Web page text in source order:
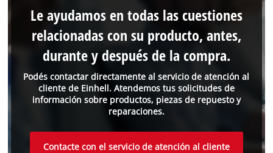
Podés contactar directamente al servicio de atención al
cliente de Einhell. Atendemos tus solicitudes de
información sobre productos, piezas de repuesto y
reparaciones.
Le ayudamos en todas las cuestiones
relacionadas con su producto, antes,
durante y después de la compra.
Contacte con el servicio de atención al cliente